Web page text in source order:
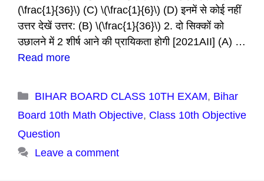
(\frac{1}{36}\) (C) \(\frac{1}{6}\) (D) इनमें से कोई नहीं
उत्तर देखें उत्तर: (B) \(\frac{1}{36}\) 2. दो सिक्कों को
उछालने में 2 शीर्ष आने की प्रायिकता होगी [2021AII] (A) …
Read more
Categories
BIHAR BOARD CLASS 10TH EXAM, Bihar
Board 10th Math Objective, Class 10th Objective
Question
Leave a comment